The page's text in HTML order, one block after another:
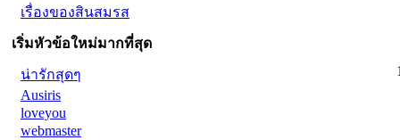
เรื่องของสินสมรส
เริ่มหัวข้อใหม่มากที่สุด
น่ารักสุดๆ
Ausiris
loveyou
webmaster